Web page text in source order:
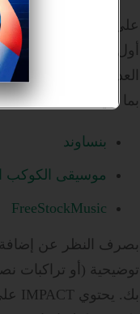
على سبيل المثال ،
أول 10 ثوانٍ حيث
العديد من مواقع
بما في ذلك:
بنساوند
موسيقى الكوكب
FreeStockMusic
بصرف النظر عن
توضيحية (أو تراكبات
بك. يحتوي IMPACT على